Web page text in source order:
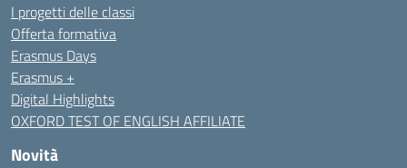
I progetti delle classi
Offerta formativa
Erasmus Days
Erasmus +
Digital Highlights
OXFORD TEST OF ENGLISH AFFILIATE
Novità